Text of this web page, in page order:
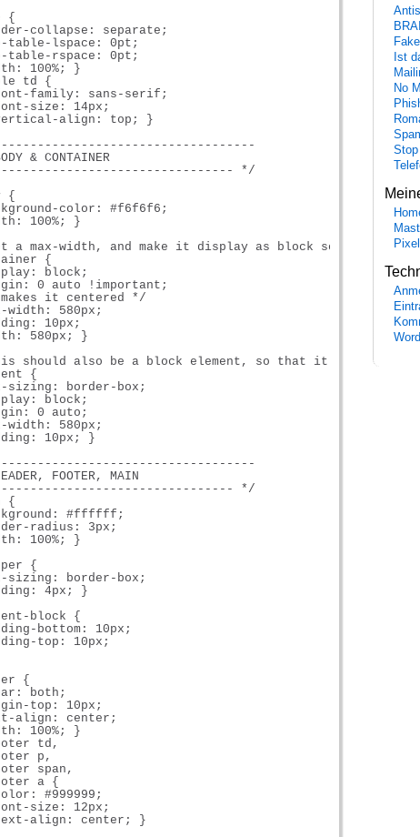
{
collapse: separate;
table-lspace: 0pt;
table-rspace: 0pt;
100%; }
td {
family: sans-serif;
size: 14px;
align: top; }
& CONTAINER
*/
{
color: #f6f6f6;
100%; }
a max-width, and make it display as block so it will
{
block;
0 auto !important;
it centered */
width: 580px;
10px;
580px; }
should also be a block element, so that it will fill
{
sizing: border-box;
block;
0 auto;
width: 580px;
10px; }
FOOTER, MAIN
*/
{
#ffffff;
radius: 3px;
100%; }
{
sizing: border-box;
4px; }
block {
bottom: 10px;
top: 10px;
{
both;
top: 10px;
align: center;
100%; }
td,
p,
span,
a {
#999999;
size: 12px;
align: center; }
Ist
No